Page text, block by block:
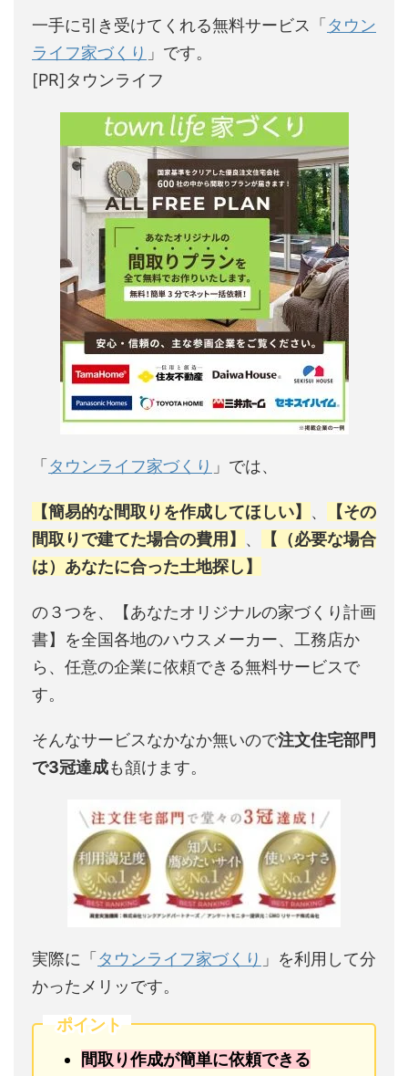
一手に引き受けてくれる無料サービス「 タウン
ライフ家づくり 」です。
[PR]タウンライフ
「 タウンライフ家づくり 」では、
【簡易的な間取りを作成してほしい】 、
【その
間取りで建てた場合の費用】 、
【（必要な場合
は）あなたに合った土地探し】
の３つを、【あなたオリジナルの家づくり計画
書】を全国各地のハウスメーカー、工務店か
ら、任意の企業に依頼できる無料サービスで
す。
そんなサービスなかなか無いので注文住宅部門
で3冠達成も頷けます。
実際に「 タウンライフ家づくり 」を利用して分
かったメリッです。
ポイント
間取り作成が簡単に依頼できる